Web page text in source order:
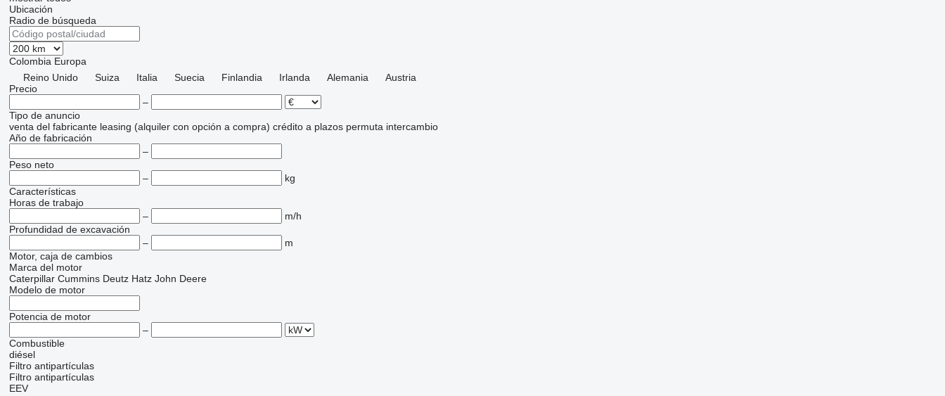
Ubicación
Radio de búsqueda
Colombia Europa
Reino Unido
Suiza Italia Suecia Finlandia Irlanda Alemania
Austria
Precio
–
Tipo de anuncio
venta del fabricante leasing (alquiler con opción a compra) crédito a plazos permuta intercambio
Año de fabricación
–
Peso neto
–
kg
Características
Horas de trabajo
–
m/h
Profundidad de excavación
–
m
Motor, caja de cambios
Marca del motor
Caterpillar Cummins Deutz Hatz John Deere
Modelo de motor
Potencia de motor
–
Combustible
diésel
Filtro antipartículas
Filtro antipartículas
EEV